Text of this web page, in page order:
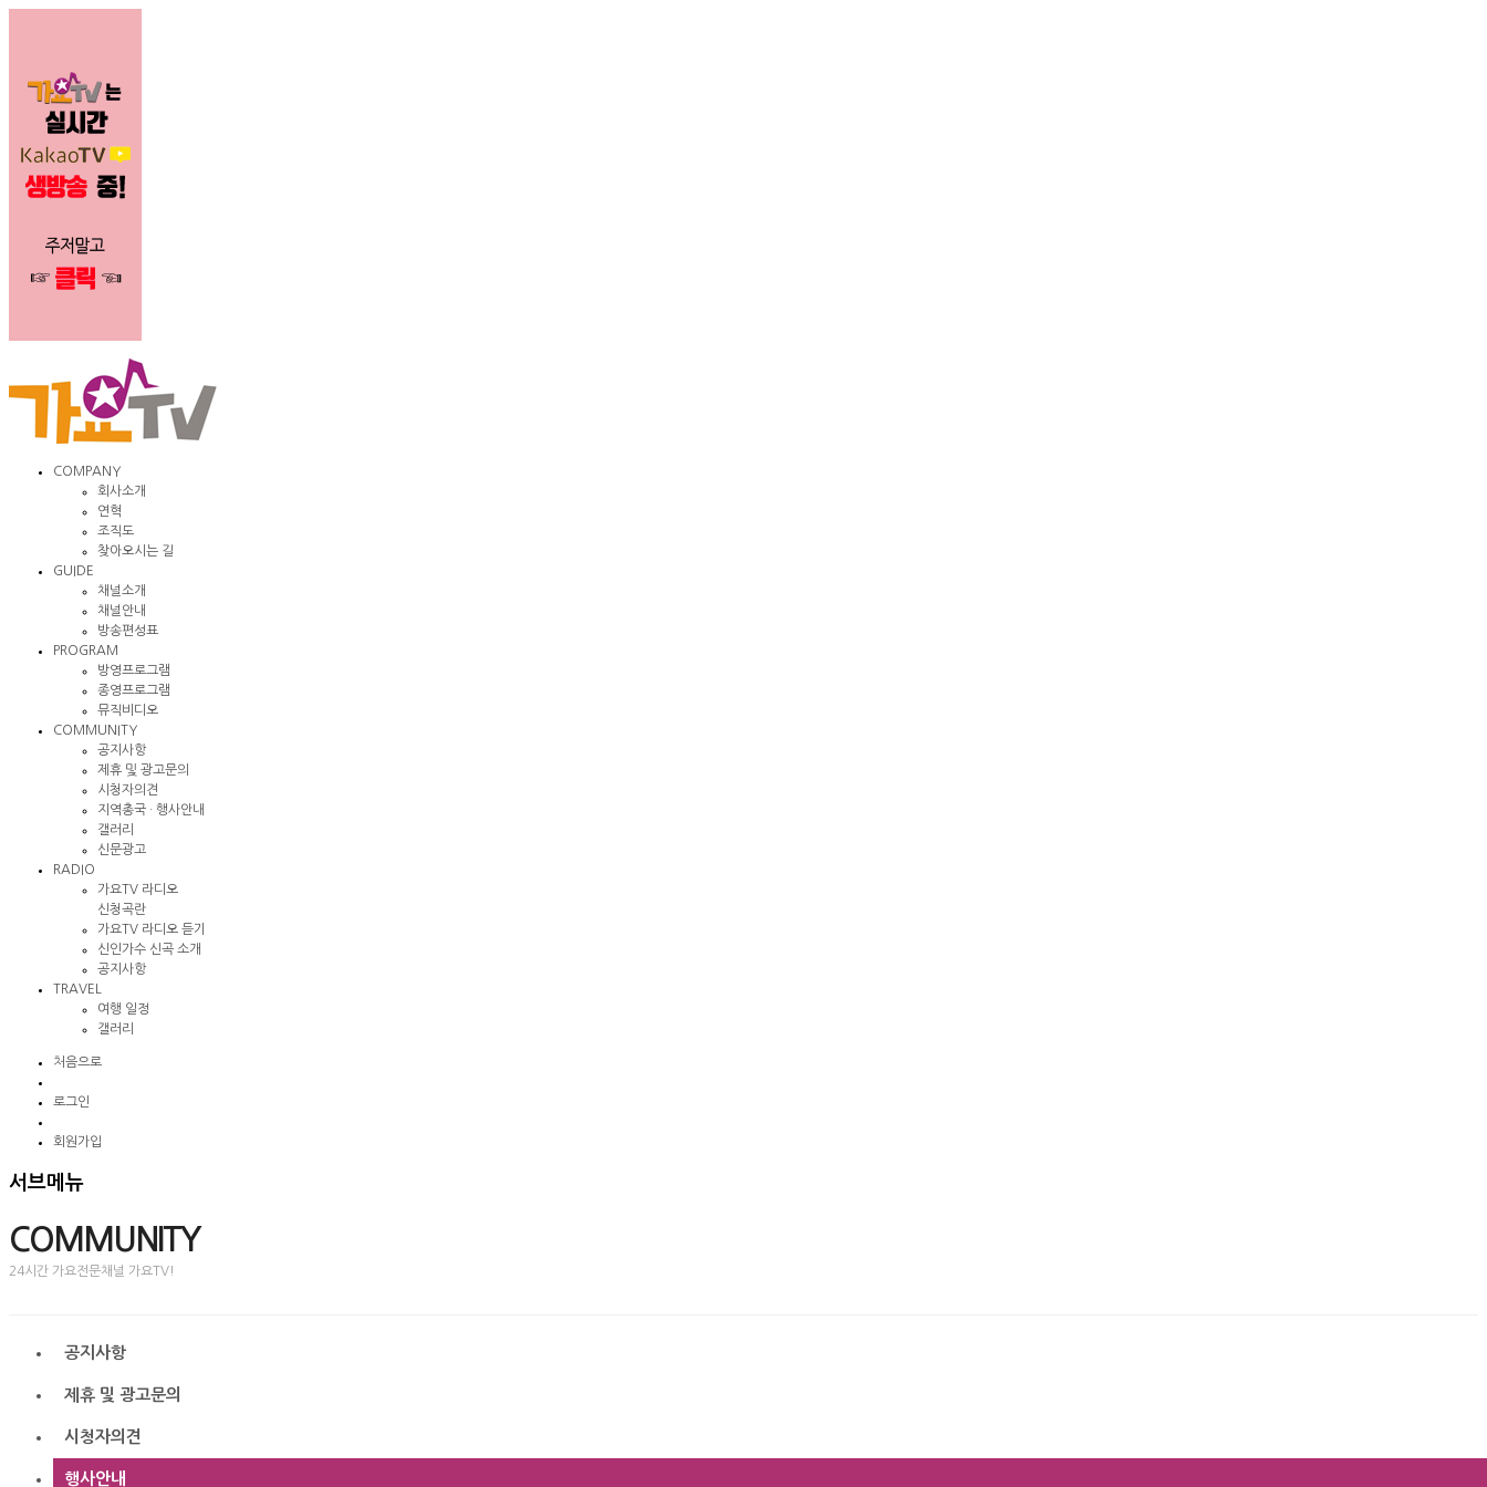
COMPANY
회사소개
연혁
조직도
찾아오시는 길
GUIDE
채널소개
채널안내
방송편성표
PROGRAM
방영프로그램
종영프로그램
뮤직비디오
COMMUNITY
공지사항
제휴 및 광고문의
시청자의견
지역총국 · 행사안내
갤러리
신문광고
RADIO
가요TV 라디오
신청곡란
가요TV 라디오 듣기
신인가수 신곡 소개
공지사항
TRAVEL
여행 일정
갤러리
처음으로
로그인
회원가입
서브메뉴
COMMUNITY
24시간 가요전문채널 가요TV!
공지사항
제휴 및 광고문의
시청자의견
행사안내